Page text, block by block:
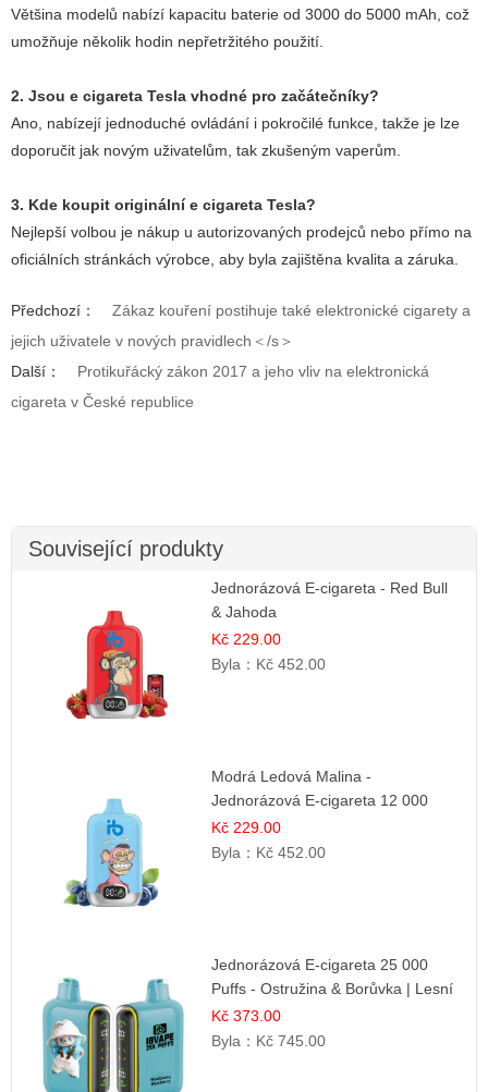
Většina modelů nabízí kapacitu baterie od 3000 do 5000 mAh, což
umožňuje několik hodin nepřetržitého použití.
2. Jsou e cigareta Tesla vhodné pro začátečníky?
Ano, nabízejí jednoduché ovládání i pokročilé funkce, takže je lze
doporučit jak novým uživatelům, tak zkušeným vaperům.
3. Kde koupit originálníe cigareta Tesla?
Nejlepší volbou je nákup u autorizovaných prodejců nebo přímo na
oficiálních stránkách výrobce, aby byla zajištěna kvalita a záruka.
Předchozí：
Zákaz kouření postihuje také elektronické cigarety a
jejich uživatele v nových pravidlech＜/s＞
Další：
Protikuřácký zákon 2017 a jeho vliv na elektronická
cigareta v České republice
Související produkty
Jednorázová E-cigareta - Red Bull
& Jahoda
Kč 229.00
Byla： Kč 452.00
Modrá Ledová Malina -
Jednorázová E-cigareta 12 000
šluků | Osvěžující Bobulová Příchuť
Kč 229.00
Byla： Kč 452.00
Jednorázová E-cigareta 25 000
Puffs - Ostružina & Borůvka | Lesní
ovocná směs
Kč 373.00
Byla： Kč 745.00